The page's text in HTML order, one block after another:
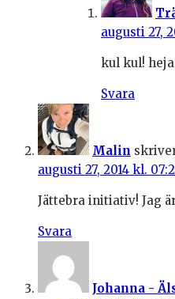
augusti 27,
kul kul!
Svara
Malin
augusti 27, 2014 kl.
Jättebra initiativ! Jag
Svara
Johanna -